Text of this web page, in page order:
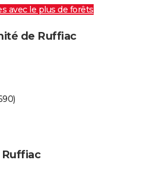
avec le plus de forêts
de Ruffiac
Ruffiac